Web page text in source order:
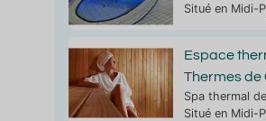
Situé en Midi-
Espace
Thermes de
Spa thermal de
Situé en Midi-